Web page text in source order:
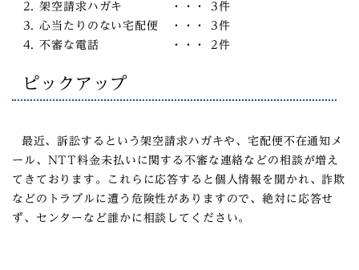
架空請求ハガキ ・・・ 3件
心当たりのない宅配便 ・・・ 3件
不審な電話 ・・・ 2件
ピックアップ
最近、訴訟するという架空請求ハガキや、宅配便不在通知メ
ール、NTT料金未払いに関する不審な連絡などの相談が増え
てきております。これらに応答すると個人情報を聞かれ、詐欺
などのトラブルに遭う危険性がありますので、絶対に応答せ
ず、センターなど誰かに相談してください。